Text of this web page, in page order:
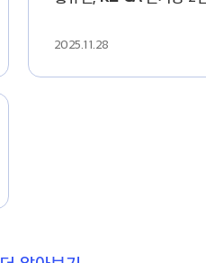
2025.11.28